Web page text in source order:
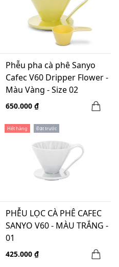
Phễu pha cà phê Sanyo
Cafec V60 Dripper Flower -
Màu Vàng - Size 02
650.000 ₫
Hết hàng Đặt trước
PHỄU LỌC CÀ PHÊ CAFEC
SANYO V60 - MÀU TRẮNG -
01
425.000 ₫